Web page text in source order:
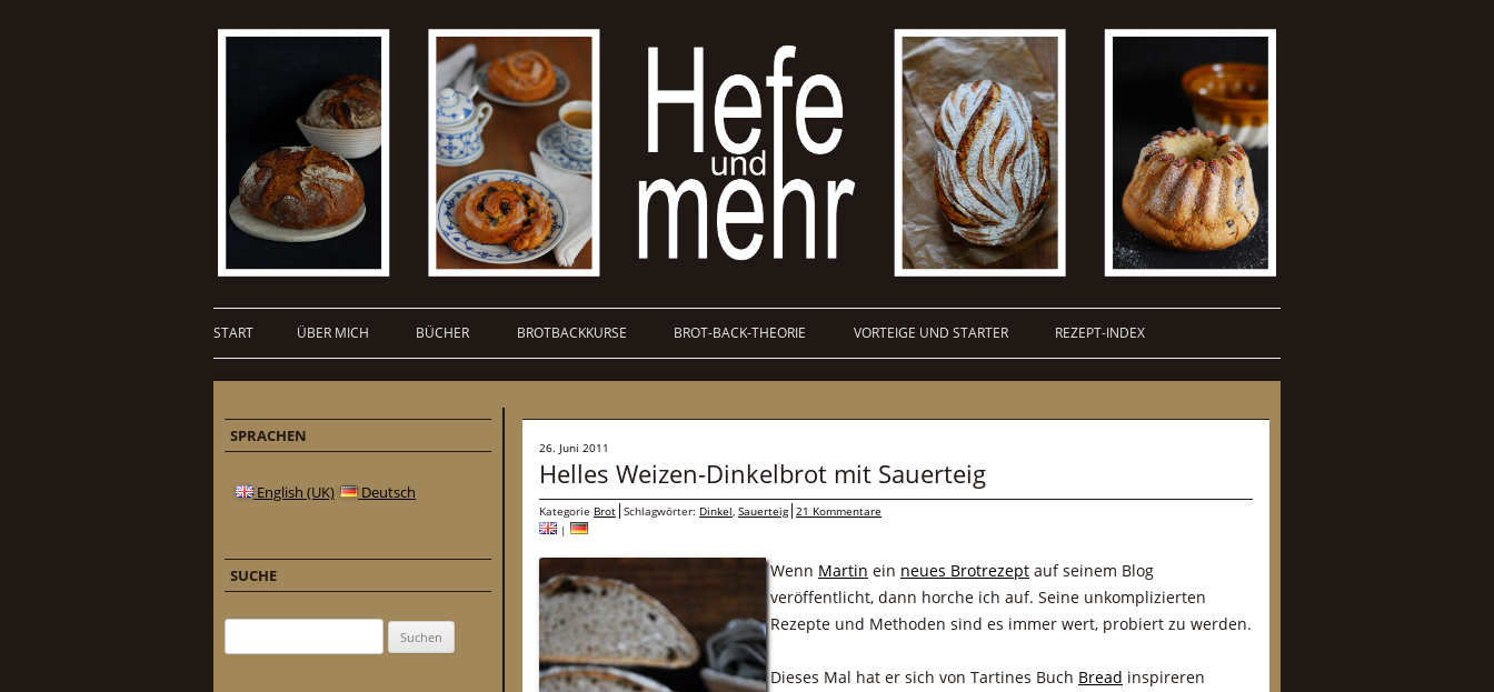
START ÜBER MICH BÜCHER BROTBACKKURSE BROT-BACK-THEORIE VORTEIGE UND STARTER REZEPT-INDEX
26. Juni 2011
Helles Weizen-Dinkelbrot mit Sauerteig
Kategorie Brot Schlagwörter: Dinkel, Sauerteig 21 Kommentare
|
Wenn Martin ein neues Brotrezept auf seinem Blog
veröffentlicht, dann horche ich auf. Seine unkomplizierten
Rezepte und Methoden sind es immer wert, probiert zu werden.
Dieses Mal hat er sich von Tartines Buch Bread inspireren
SPRACHEN
English (UK) Deutsch
SUCHE